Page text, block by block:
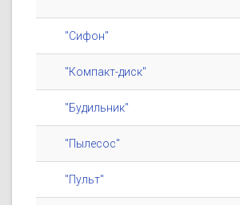
"Сифон"
"Компакт-диск"
"Будильник"
"Пылесос"
"Пульт"